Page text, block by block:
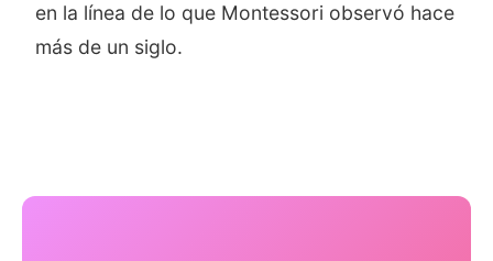
en la línea de lo que Montessori observó hace
más de un siglo.